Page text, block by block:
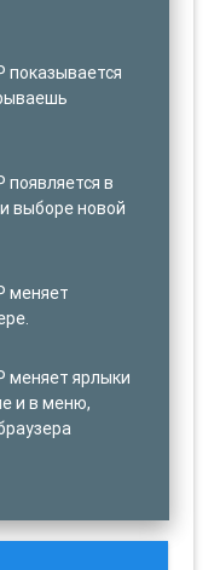
показывается
появляется в
выборе новой
меняет
меняет ярлыки
и в меню,